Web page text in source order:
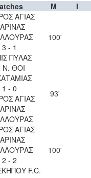
M I
ΑΓΙΑΣ
3 - 1
ΠΥΛΑΣ
100'
Ν. ΘΟΙ
1 - 0
ΑΓΙΑΣ
93'
ΑΓΙΑΣ
2 - 2
F.C.
100'